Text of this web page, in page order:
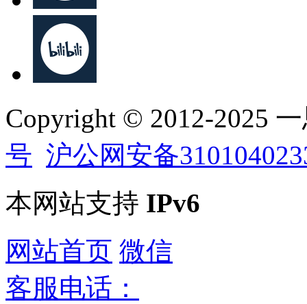
Copyright © 2012-2025
号 沪公网安备
本网站支持 IPv6
网站首页 微信
客服电话：